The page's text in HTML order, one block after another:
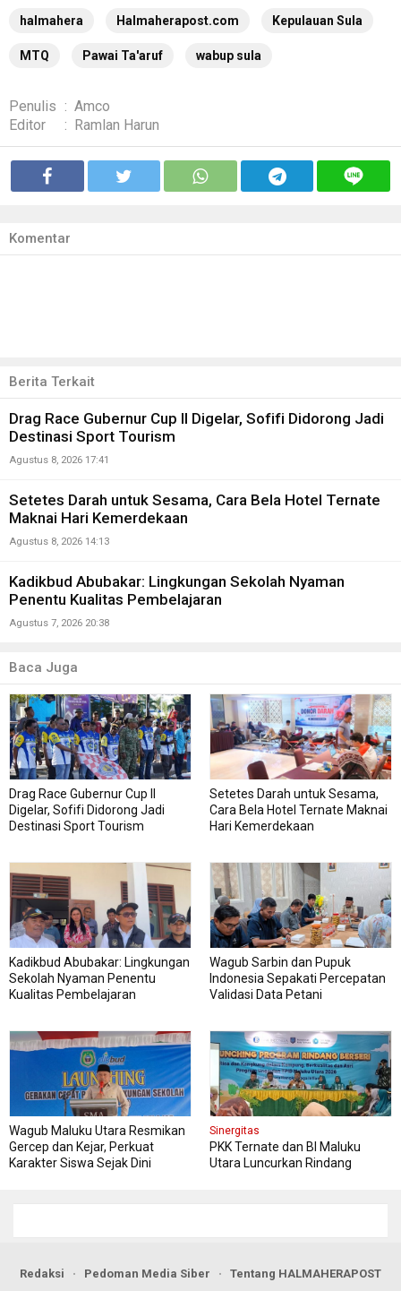
halmahera Halmaherapost.com Kepulauan Sula
MTQ Pawai Ta'aruf wabup sula
Penulis : Amco
Editor
: Ramlan Harun
Komentar
Berita Terkait
Drag Race Gubernur Cup II Digelar, Sofifi Didorong Jadi
Destinasi Sport Tourism
Agustus 8, 2026 17:41
Setetes Darah untuk Sesama, Cara Bela Hotel Ternate
Maknai Hari Kemerdekaan
Agustus 8, 2026 14:13
Kadikbud Abubakar: Lingkungan Sekolah Nyaman
Penentu Kualitas Pembelajaran
Agustus 7, 2026 20:38
Baca Juga
Drag Race Gubernur Cup II
Digelar, Sofifi Didorong Jadi
Destinasi Sport Tourism
Setetes Darah untuk Sesama,
Cara Bela Hotel Ternate Maknai
Hari Kemerdekaan
Kadikbud Abubakar: Lingkungan
Sekolah Nyaman Penentu
Kualitas Pembelajaran
Wagub Sarbin dan Pupuk
Indonesia Sepakati Percepatan
Validasi Data Petani
Wagub Maluku Utara Resmikan
Gercep dan Kejar, Perkuat
Karakter Siswa Sejak Dini
Sinergitas
PKK Ternate dan BI Maluku
Utara Luncurkan Rindang
Redaksi Pedoman Media Siber
Tentang HALMAHERAPOST